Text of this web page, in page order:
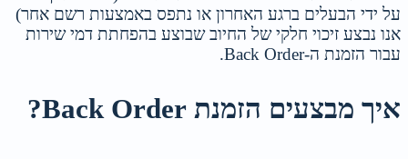
על ידי הבעלים ברגע האחרון או נתפס באמצעות רשם אחר)
אנו נבצע זיכוי חלקי של החיוב שבוצע בהפחתת דמי שירות
עבור הזמנת ה-Back Order.
איך מבצעים הזמנת Back Order?